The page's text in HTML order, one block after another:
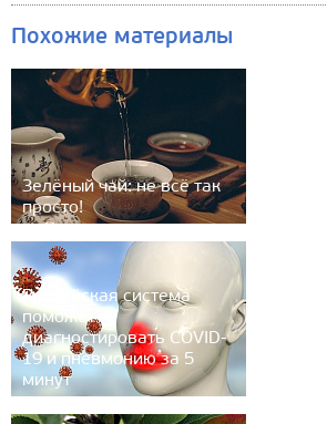
Похожие материалы
Зелёный чай: не всё так
просто!
Российская система
поможет
диагностировать COVID-
19 и пневмонию за 5
минут